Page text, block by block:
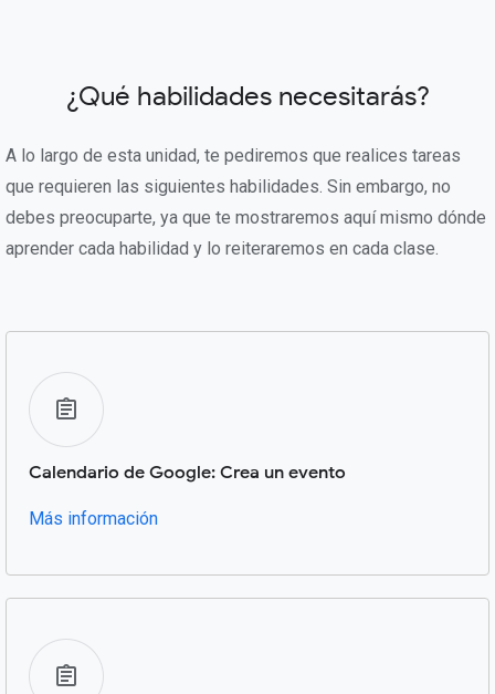
¿Qué habilidades necesitarás?
A lo largo de esta unidad, te pediremos que realices tareas
que requieren las siguientes habilidades. Sin embargo, no
debes preocuparte, ya que te mostraremos aquí mismo dónde
aprender cada habilidad y lo reiteraremos en cada clase.
Calendario de Google: Crea un evento
Más información